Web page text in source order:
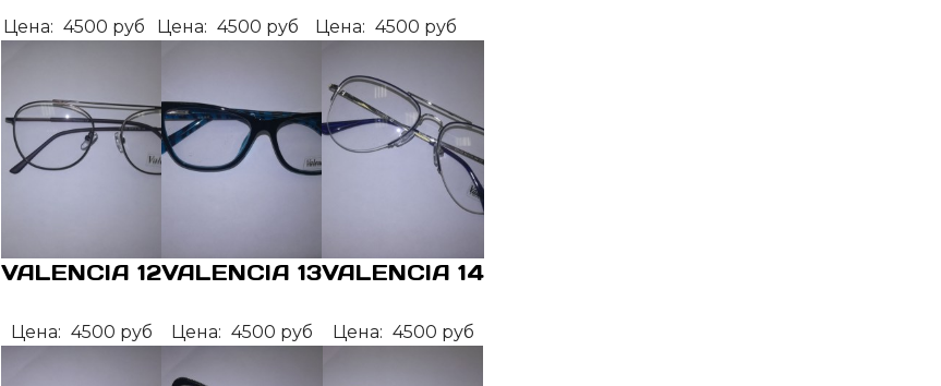
Цена: 4500 руб Цена: 4500 руб Цена: 4500 руб
VALENCIA 12
Цена: 4500 руб
VALENCIA 13
Цена: 4500 руб
VALENCIA 14
Цена: 4500 руб